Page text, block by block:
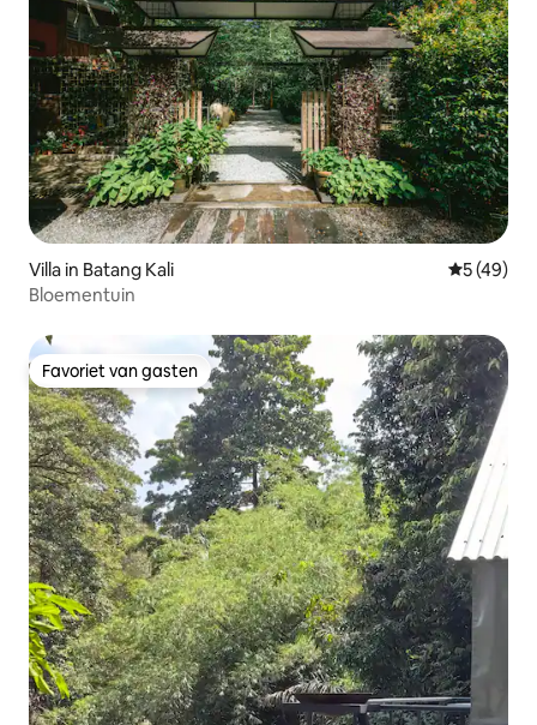
Villa in Batang Kali
5 (49)
Bloementuin
Favoriet van gasten
Favoriet van gasten